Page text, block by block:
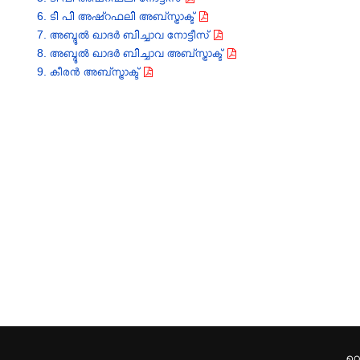
6. ടി പി അഷ്‌റഫലി അബ്സ്ട്രാക്ട്
7. അബ്ദുൽ ഖാദർ ബിച്ചാവ നോട്ടീസ്
8. അബ്ദുൽ ഖാദർ ബിച്ചാവ അബ്സ്ട്രാക്ട്
9. കീരൻ അബ്സ്ട്രാക്ട്